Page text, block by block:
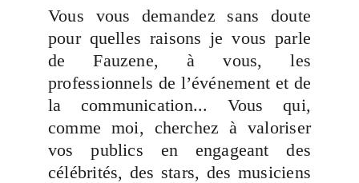
Vous vous demandez sans doute
pour quelles raisons je vous parle
de Fauzene, à vous, les
professionnels de l’événement et de
la communication... Vous qui,
comme moi, cherchez à valoriser
vos publics en engageant des
célébrités, des stars, des musiciens